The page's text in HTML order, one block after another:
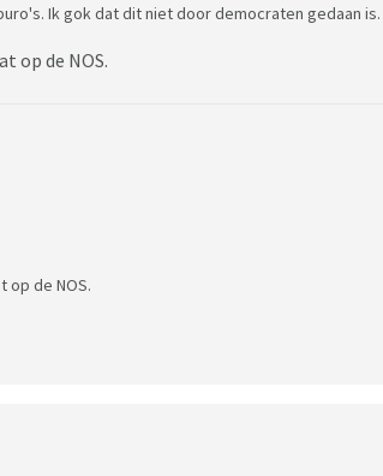
Ik gok dat dit niet door democraten gedaan is.
op de NOS.
op de NOS.